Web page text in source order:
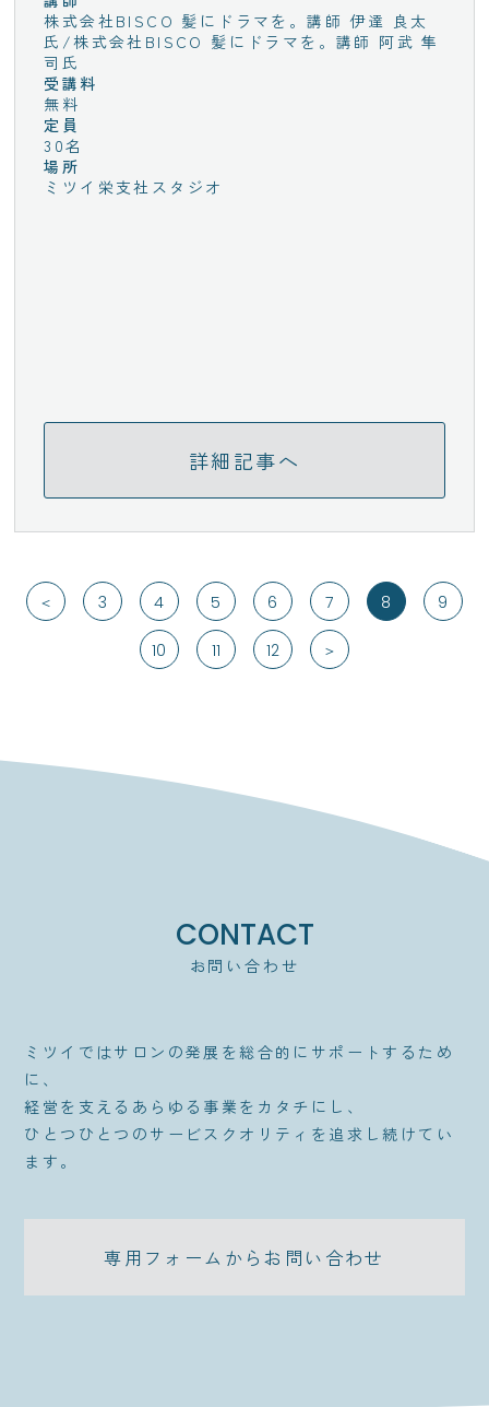
株式会社BISCO 髪にドラマを。講師 伊達 良太
氏/株式会社BISCO 髪にドラマを。講師 阿武 隼
司氏
受講料
無料
定員
30名
場所
ミツイ栄支社スタジオ
詳細記事へ
＜ 3 4 5 6 7 8 9
10 11 12 ＞
CONTACT
お問い合わせ
ミツイではサロンの発展を総合的にサポートするため
に、
経営を支えるあらゆる事業をカタチにし、
ひとつひとつのサービスクオリティを追求し続けてい
ます。
専用フォームからお問い合わせ